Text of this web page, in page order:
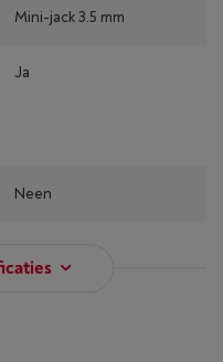
Mini-jack 3.5 mm
Ja
Neen